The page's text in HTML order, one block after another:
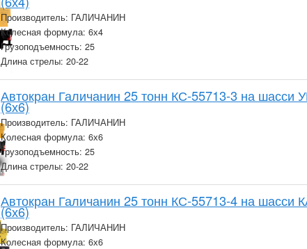
Производитель: ГАЛИЧАНИН
Колесная формула: 6х4
Грузоподъемность: 25
Длина стрелы: 20-22
Автокран Галичанин 25 тонн КС-55713-3 на шасси
(6х6)
Производитель: ГАЛИЧАНИН
Колесная формула: 6х6
Грузоподъемность: 25
Длина стрелы: 20-22
Автокран Галичанин 25 тонн КС-55713-4 на шасси
(6х6)
Производитель: ГАЛИЧАНИН
Колесная формула: 6х6